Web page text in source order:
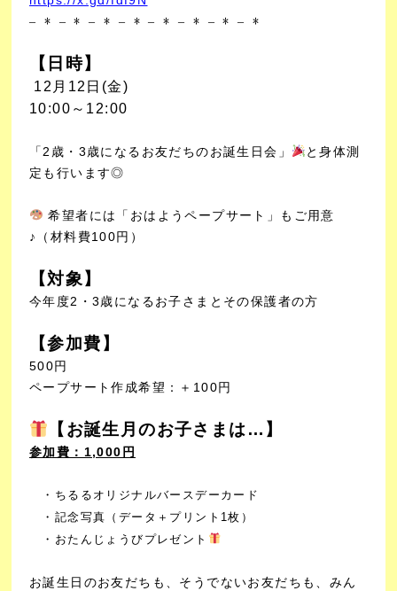
– * – * – * – * – * – * – * – *
【日時】
12月12 日(金)
10:00～12:00
「2歳・3歳になるお友だちのお誕生日会」 と身体測
定も行います◎
希望者には「おはようペープサート」もご用意
♪（材料費100円）
【対象】
今年度2・3歳になるお子さまとその保護者の方
【参加費】
500円
ペープサート作成希望：＋100円
【お誕生月のお子さまは…】
参加費：1,000円
・ちるるオリジナルバースデーカード
・記念写真（データ＋プリント1枚）
・おたんじょうびプレゼント
お誕生日のお友だちも、そうでないお友だちも、みん